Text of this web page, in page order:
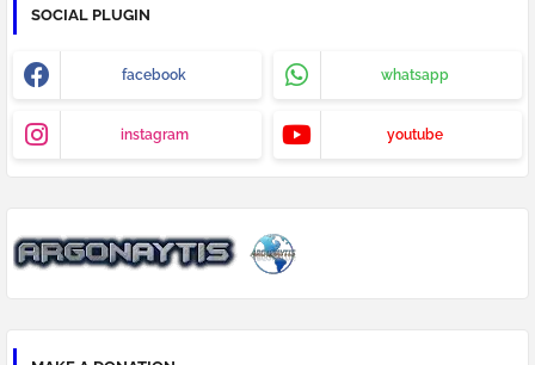
SOCIAL PLUGIN
facebook whatsapp
instagram youtube